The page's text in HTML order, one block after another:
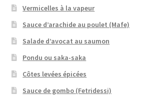
Vermicelles à la vapeur
Sauce d’arachide au poulet (Mafe)
Salade d’avocat au saumon
Pondu ou saka-saka
Côtes levées épicées
Sauce de gombo (Fetridessi)